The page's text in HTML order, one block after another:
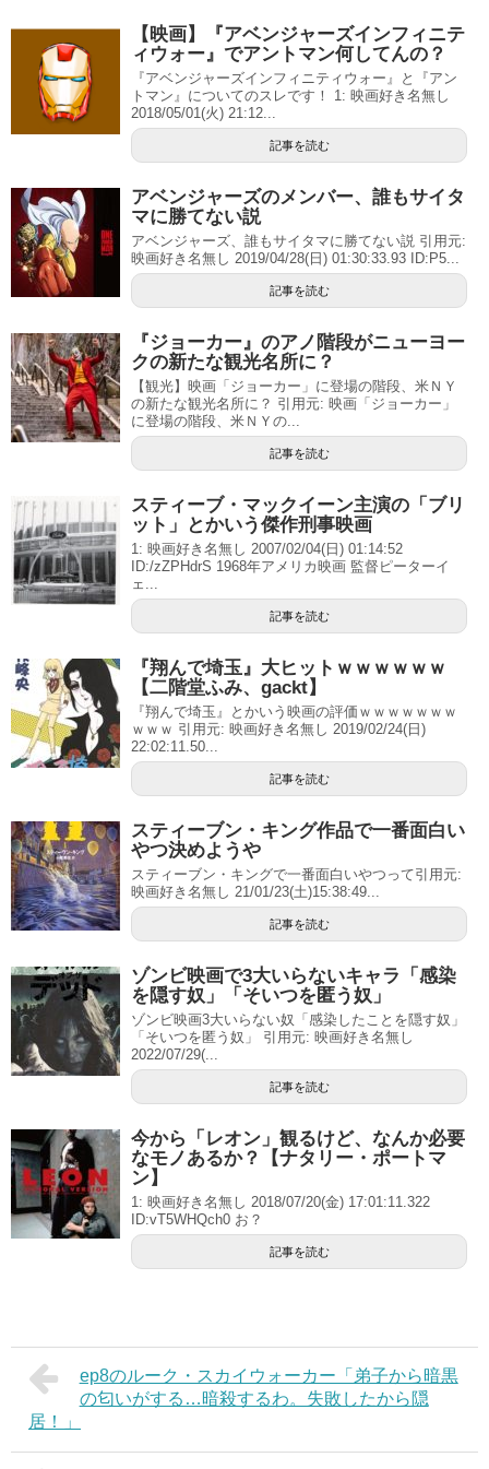
【映画】『アベンジャーズインフィニテ
ィウォー』でアントマン何してんの？
『アベンジャーズインフィニティウォー』と『アン
トマン』についてのスレです！ 1: 映画好き名無し
2018/05/01(火) 21:12...
記事を読む
アベンジャーズのメンバー、誰もサイタ
マに勝てない説
アベンジャーズ、誰もサイタマに勝てない説 引用元:
映画好き名無し 2019/04/28(日) 01:30:33.93 ID:P5...
記事を読む
『ジョーカー』のアノ階段がニューヨー
クの新たな観光名所に？
【観光】映画「ジョーカー」に登場の階段、米ＮＹ
の新たな観光名所に？ 引用元: 映画「ジョーカー」
に登場の階段、米ＮＹの...
記事を読む
スティーブ・マックイーン主演の「ブリ
ット」とかいう傑作刑事映画
1: 映画好き名無し 2007/02/04(日) 01:14:52
ID:/zZPHdrS 1968年アメリカ映画 監督ピーターイ
ェ...
記事を読む
『翔んで埼玉』大ヒットｗｗｗｗｗｗ
【二階堂ふみ、gackt】
『翔んで埼玉』とかいう映画の評価ｗｗｗｗｗｗｗ
ｗｗｗ 引用元: 映画好き名無し 2019/02/24(日)
22:02:11.50...
記事を読む
スティーブン・キング作品で一番面白い
やつ決めようや
スティーブン・キングで一番面白いやつって引用元:
映画好き名無し 21/01/23(土)15:38:49...
記事を読む
ゾンビ映画で3大いらないキャラ「感染
を隠す奴」「そいつを匿う奴」
ゾンビ映画3大いらない奴「感染したことを隠す奴」
「そいつを匿う奴」 引用元: 映画好き名無し
2022/07/29(...
記事を読む
今から「レオン」観るけど、なんか必要
なモノあるか？【ナタリー・ポートマ
ン】
1: 映画好き名無し 2018/07/20(金) 17:01:11.322
ID:vT5WHQch0 お？
記事を読む
ep8のルーク・スカイウォーカー「弟子から暗黒
の匂いがする…暗殺するわ。失敗したから隠
居！」